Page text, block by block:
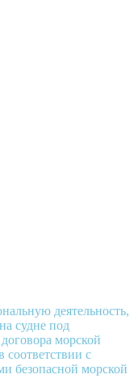
деятельность,
судне под
морской
соответствии с
безопасной морской